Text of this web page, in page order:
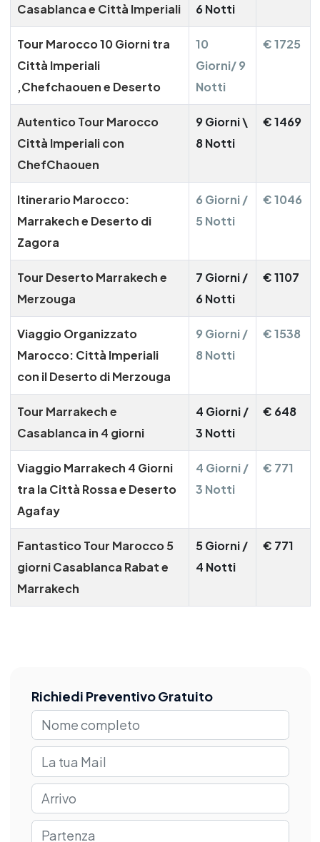
Casablanca e Città Imperiali
6 Notti
Tour Marocco 10 Giorni tra
Città Imperiali
,Chefchaouen e Deserto
10
Giorni/ 9
Notti
€ 1725
Autentico Tour Marocco
Città Imperiali con
ChefChaouen
9 Giorni \
8 Notti
€ 1469
Itinerario Marocco:
Marrakech e Deserto di
Zagora
6 Giorni /
5 Notti
€ 1046
Tour Deserto Marrakech e
Merzouga
7 Giorni /
6 Notti
€ 1107
Viaggio Organizzato
Marocco: Città Imperiali
con il Deserto di Merzouga
9 Giorni /
8 Notti
€ 1538
Tour Marrakech e
Casablanca in 4 giorni
4 Giorni /
3 Notti
€ 648
Viaggio Marrakech 4 Giorni
tra la Città Rossa e Deserto
Agafay
4 Giorni /
3 Notti
€ 771
Fantastico Tour Marocco 5
giorni Casablanca Rabat e
Marrakech
5 Giorni /
4 Notti
€ 771
Richiedi Preventivo Gratuito